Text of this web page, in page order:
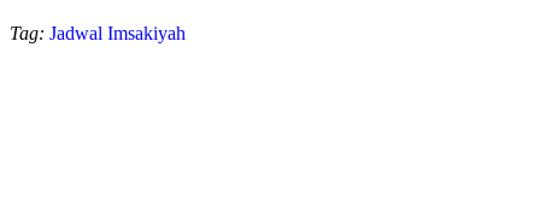
Tag: Jadwal Imsakiyah